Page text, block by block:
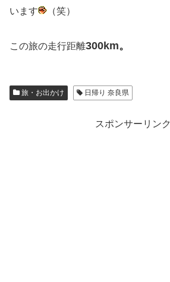
います
（笑）
この旅の走行距離300km。
旅・お出かけ 日帰り 奈良県
スポンサーリンク